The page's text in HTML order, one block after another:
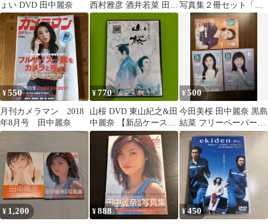
ょい DVD 田中麗奈
西村雅彦 酒井若菜 田中
美保 柳下大 リカヤ・ス
プナー
写真集２冊セット「La
Strada」「好き」
¥550
月刊カメラマン 2018
年8月号 田中麗奈
¥770
山桜 DVD 東山紀之&田
中麗奈 【新品ケース交
換済】
¥500
今田美桜 田中麗奈 黒島
結菜 フリーペーパー
TVホスピタル クロス
ロード
¥ 1,200 ¥888 ¥450